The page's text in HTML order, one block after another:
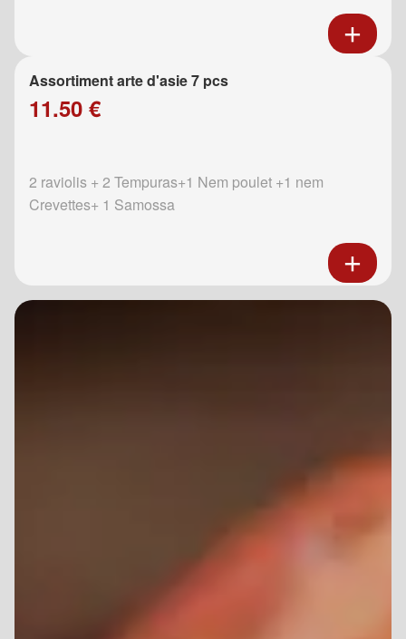
Assortiment arte d'asie 7 pcs
11.50 €
2 raviolis + 2 Tempuras+1 Nem poulet +1 nem
Crevettes+ 1 Samossa